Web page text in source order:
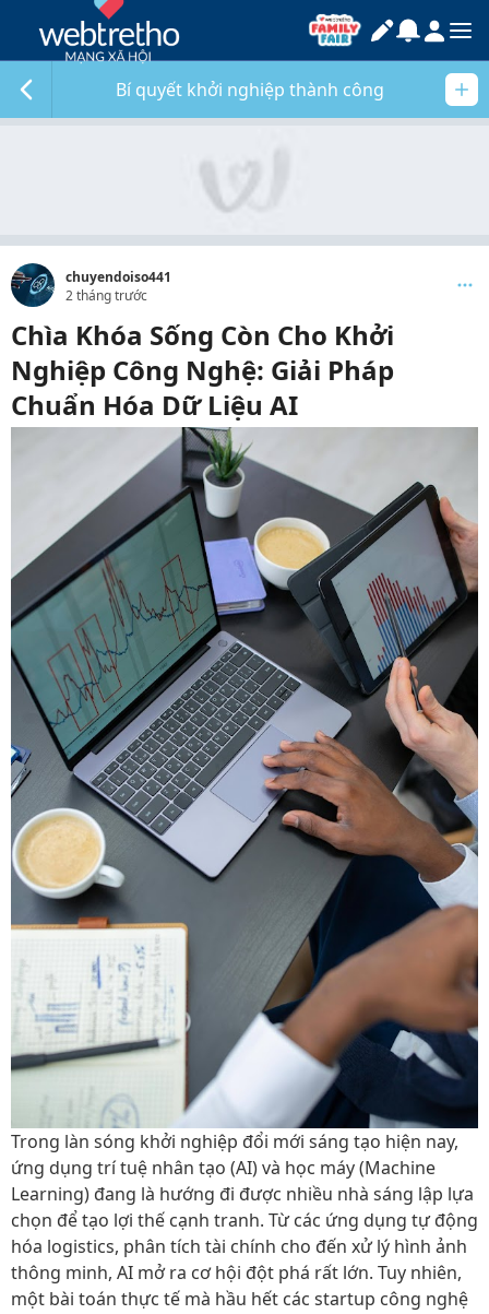
Bí quyết khởi nghiệp thành công
chuyendoiso441
2 tháng trước
Chìa Khóa Sống Còn Cho Khởi
Nghiệp Công Nghệ: Giải Pháp
Chuẩn Hóa Dữ Liệu AI
Trong làn sóng khởi nghiệp đổi mới sáng tạo hiện nay,
ứng dụng trí tuệ nhân tạo (AI) và học máy (Machine
Learning) đang là hướng đi được nhiều nhà sáng lập lựa
chọn để tạo lợi thế cạnh tranh. Từ các ứng dụng tự động
hóa logistics, phân tích tài chính cho đến xử lý hình ảnh
thông minh, AI mở ra cơ hội đột phá rất lớn. Tuy nhiên,
một bài toán thực tế mà hầu hết các startup công nghệ